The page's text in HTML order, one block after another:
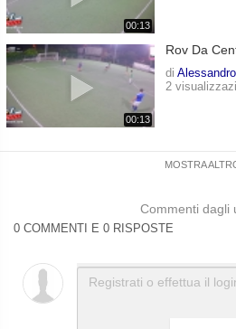
00:13
00:13
Rov Da
di
2
MOSTRA
Commenti dagli
0 COMMENTI E 0 RISPOSTE